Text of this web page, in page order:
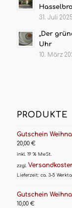
31. Juli
„Der
Uhr
10. März
PRODUKTE
Gutschein
20,00 €
inkl. 19 % MwSt.
zzgl.
Lieferzeit: ca. 3-5
Gutschein
10,00 €